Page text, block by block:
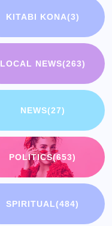
KITABI KONA(3)
LOCAL NEWS(263)
NEWS(27)
POLITICS(653)
SPIRITUAL(484)